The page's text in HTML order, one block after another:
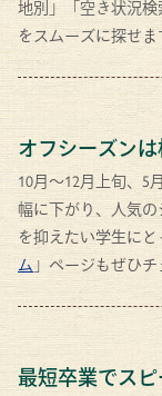
地別」「空き状況
をスムーズに探せま
オフシーズン
10月〜12月上旬、5
幅に下がり、人気
を抑えたい学生に
ム 」ページもぜひ
最短卒業でスピ